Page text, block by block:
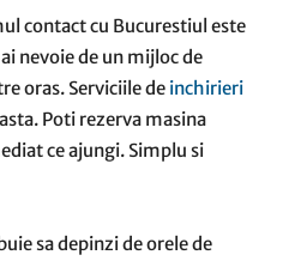
contact cu Bucurestiul este
nevoie de un mijloc de
oras. Serviciile de inchirieri
Poti rezerva masina
ce ajungi. Simplu si
sa depinzi de orele de